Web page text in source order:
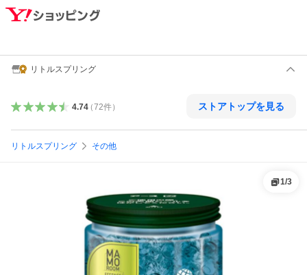
リトルスプリング
4.74（72件） ストアトップを見る
リトルスプリング その他
1/3